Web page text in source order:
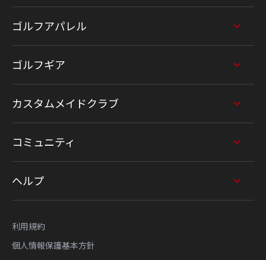
ゴルフアパレル
ゴルフギア
カスタムメイドクラブ
コミュニティ
ヘルプ
利用規約
個人情報保護基本方針